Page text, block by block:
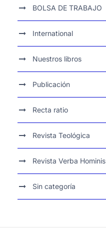
BOLSA DE TRABAJO
International
Nuestros libros
Publicación
Recta ratio
Revista Teológica
Revista Verba Hominis
Sin categoría